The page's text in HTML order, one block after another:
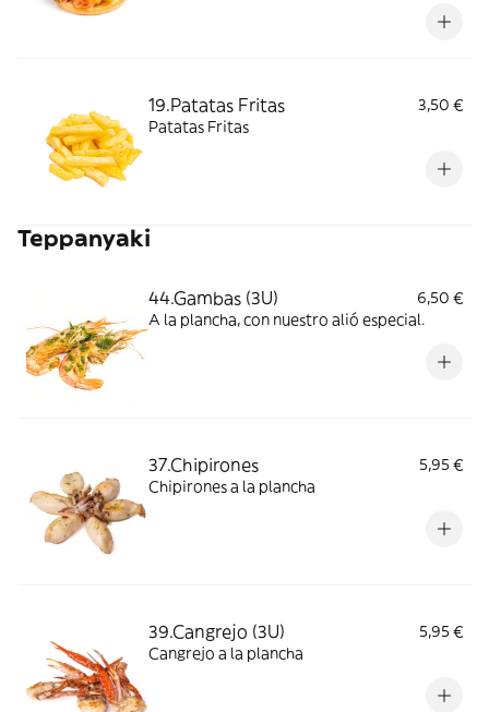
19.Patatas Fritas
3,50 €
Patatas Fritas
Teppanyaki
44.Gambas (3U)
6,50 €
A la plancha, con nuestro alió especial.
37.Chipirones
5,95 €
Chipirones a la plancha
39.Cangrejo (3U)
5,95 €
Cangrejo a la plancha